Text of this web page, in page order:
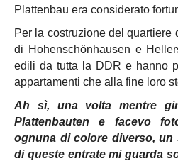
Plattenbau era considerato
Per la costruzione del quartiere
di Hohenschönhausen e
edili da tutta la DDR e hanno
appartamenti che alla fine loro
Ah sì, una volta mentre
Plattenbauten e facevo
ognuna di colore diverso, un
di queste entrate mi guarda